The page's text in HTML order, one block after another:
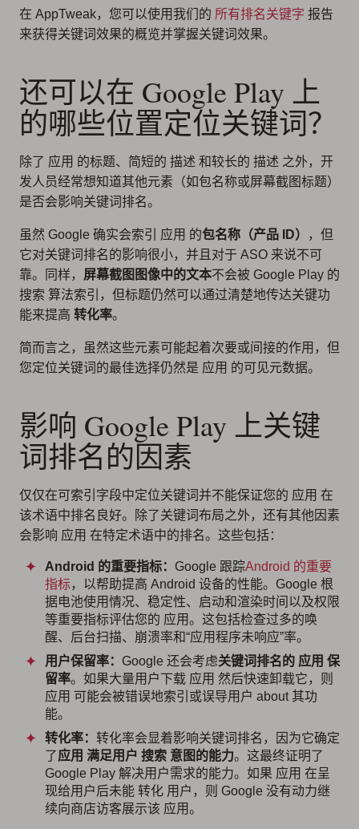
在 AppTweak，您可以使用我们的 所有排名关键字 报告
来获得关键词效果的概览并掌握关键词效果。
还可以在 Google Play 上
的哪些位置定位关键词？
除了 应用 的标题、简短的 描述 和较长的 描述 之外，开
发人员经常想知道其他元素（如包名称或屏幕截图标题）
是否会影响关键词排名。
虽然 Google 确实会索引 应用 的包名称（产品 ID）
，但
它对关键词排名的影响很小，并且对于 ASO 来说不可
靠。同样， 屏幕截图图像中的文本不会被 Google Play 的
搜索 算法索引，但标题仍然可以通过清楚地传达关键功
能来提高 转化率。
简而言之，虽然这些元素可能起着次要或间接的作用，但
您定位关键词的最佳选择仍然是 应用 的可见元数据。
影响 Google Play 上关键
词排名的因素
仅仅在可索引字段中定位关键词并不能保证您的 应用 在
该术语中排名良好。除了关键词布局之外，还有其他因素
会影响 应用 在特定术语中的排名。这些包括：
Android 的重要指标： Google 跟踪Android 的重要
指标，以帮助提高 Android 设备的性能。Google 根
据电池使用情况、稳定性、启动和渲染时间以及权限
等重要指标评估您的 应用。这包括检查过多的唤
醒、后台扫描、崩溃率和“应用程序未响应”率。
用户保留率： Google 还会考虑关键词排名的 应用 保
留率。如果大量用户下载 应用 然后快速卸载它，则
应用 可能会被错误地索引或误导用户 about 其功
能。
转化率： 转化率会显着影响关键词排名，因为它确定
了应用 满足用户 搜索 意图的能力。这最终证明了
Google Play 解决用户需求的能力。如果 应用 在呈
现给用户后未能 转化 用户，则 Google 没有动力继
续向商店访客展示该 应用。